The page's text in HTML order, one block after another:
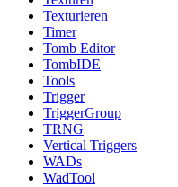
Texturieren
Timer
Tomb Editor
TombIDE
Tools
Trigger
TriggerGroup
TRNG
Vertical Triggers
WADs
WadTool